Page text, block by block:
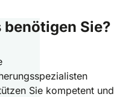
benötigen Sie?
Sie kompetent und